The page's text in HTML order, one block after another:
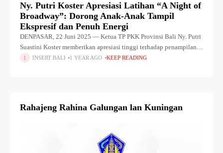
Ny. Putri Koster Apresiasi Latihan “A Night of
Broadway”: Dorong Anak-Anak Tampil
Ekspresif dan Penuh Energi
DENPASAR, 22 Juni 2025 — Ketua TP PKK Provinsi Bali Ny. Putri
Suastini Koster memberikan apresiasi tinggi terhadap penampilan
para siswa Janawati Academy of Performing Arts saat mengikuti
INSERT BALI 1 YEAR AGO KEEP READING
Rahajeng Rahina Galungan lan Kuningan